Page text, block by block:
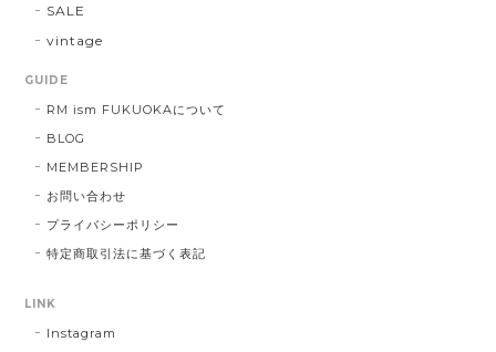
SALE
vintage
GUIDE
RM ism FUKUOKAについて
BLOG
MEMBERSHIP
お問い合わせ
プライバシーポリシー
特定商取引法に基づく表記
LINK
Instagram